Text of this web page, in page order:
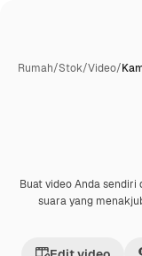
Rumah/Stok/Video/
Premium
Buat video Anda sendiri
suara yang